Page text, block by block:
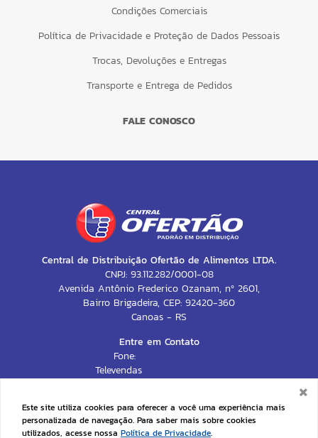
Condições Comerciais
Política de Privacidade e Proteção de Dados Pessoais
Trocas, Devoluções e Entregas
Transporte e Entrega de Pedidos
FALE CONOSCO
Central de Distribuição Ofertão de Alimentos LTDA.
CNPJ: 93.112.282/0001-08
Avenida Antônio Frederico Ozanam, nº 2601,
Bairro Brigadeira, CEP: 92420-360
Canoas - RS
Entre em Contato
Fone:
Televendas
Este site utiliza cookies para oferecer a você uma experiência mais
personalizada de navegação. Para saber mais sobre cookies
utilizados, acesse nossa Política de Privacidade.